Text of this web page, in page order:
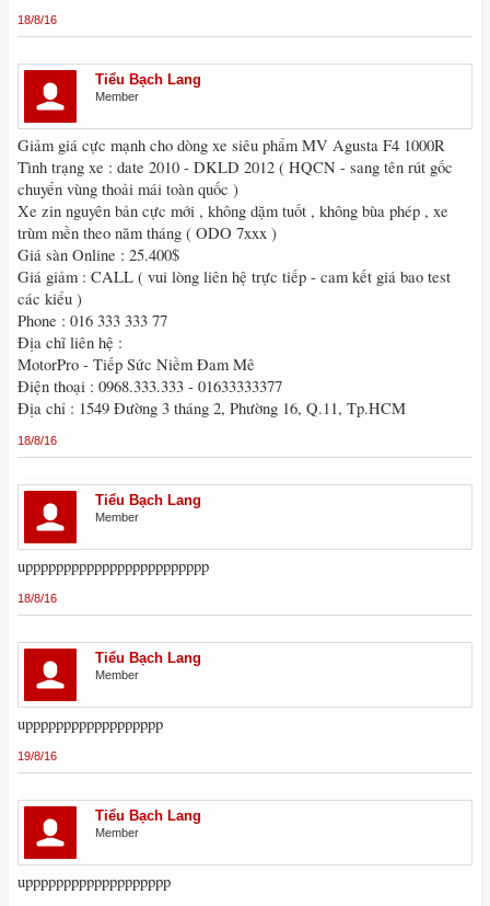
18/8/16
Tiểu Bạch Lang
Member
Giảm giá cực mạnh cho dòng xe siêu phẩm MV Agusta F4 1000R
Tình trạng xe : date 2010 - DKLD 2012 ( HQCN - sang tên rút gốc
chuyển vùng thoải mái toàn quốc )
Xe zin nguyên bản cực mới , không dặm tuốt , không bùa phép , xe
trùm mền theo năm tháng ( ODO 7xxx )
Giá sàn Online : 25.400$
Giá giảm : CALL ( vui lòng liên hệ trực tiếp - cam kết giá bao test
các kiểu )
Phone : 016 333 333 77
Địa chĩ liên hệ :
MotorPro - Tiếp Sức Niềm Đam Mê
Điện thoại : 0968.333.333 - 01633333377
Địa chỉ : 1549 Đường 3 tháng 2, Phường 16, Q.11, Tp.HCM
18/8/16
Tiểu Bạch Lang
Member
upppppppppppppppppppppppp
18/8/16
Tiểu Bạch Lang
Member
upppppppppppppppppp
19/8/16
Tiểu Bạch Lang
Member
uppppppppppppppppppp